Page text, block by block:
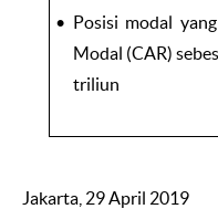
Posisi modal
Modal (CAR)
triliun
Jakarta, 29 April 2019